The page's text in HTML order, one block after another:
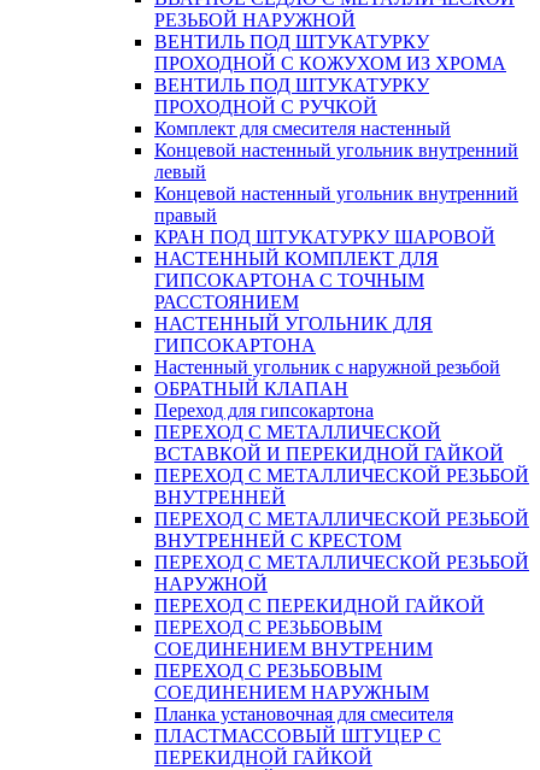
РЕЗЬБОЙ НАРУЖНОЙ
ВЕНТИЛЬ ПОД ШТУКАТУРКУ
ПРОХОДНОЙ С КОЖУХОМ ИЗ ХРОМА
ВЕНТИЛЬ ПОД ШТУКАТУРКУ
ПРОХОДНОЙ С РУЧКОЙ
Комплект для смесителя настенный
Концевой настенный угольник внутренний
левый
Концевой настенный угольник внутренний
правый
КРАН ПОД ШТУКАТУРКУ ШАРОВОЙ
НАСТЕННЫЙ КОМПЛЕКТ ДЛЯ
ГИПСОКАРТОНA С ТОЧНЫМ
РАССТОЯНИЕМ
НАСТЕННЫЙ УГОЛЬНИК ДЛЯ
ГИПСОКАРТОНА
Настенный угольник с наружной резьбой
ОБРАТНЫЙ КЛАПАН
Переход для гипсокартона
ПЕРЕХОД С МЕТАЛЛИЧЕСКОЙ
ВСТАВКОЙ И ПЕРЕКИДНОЙ ГАЙКОЙ
ПЕРЕХОД С МЕТАЛЛИЧЕСКОЙ РЕЗЬБОЙ
ВНУТРЕННЕЙ
ПЕРЕХОД С МЕТАЛЛИЧЕСКОЙ РЕЗЬБОЙ
ВНУТРЕННЕЙ С КРЕСТОМ
ПЕРЕХОД С МЕТАЛЛИЧЕСКОЙ РЕЗЬБОЙ
НАРУЖНОЙ
ПЕРЕХОД С ПЕРЕКИДНОЙ ГАЙКОЙ
ПЕРЕХОД С РЕЗЬБОВЫМ
СОЕДИНЕНИЕМ ВНУТРЕНИМ
ПЕРЕХОД С РЕЗЬБОВЫМ
СОЕДИНЕНИЕМ НАРУЖНЫМ
Планка установочная для смесителя
ПЛАСТМАССОВЫЙ ШТУЦЕР С
ПЕРЕКИДНОЙ ГАЙКОЙ